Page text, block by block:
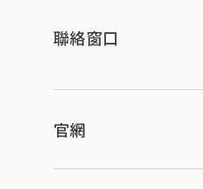
聯絡窗口
官網